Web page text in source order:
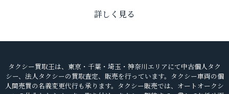
詳しく見る
タクシー買取王は、東京・千葉・埼玉・神奈川エリアにて中古個人タク
シー、法人タクシーの買取査定、販売を行っています。 タクシー車両の個
人間売買の名義変更代行も承ります。タクシー販売では、オートオークシ